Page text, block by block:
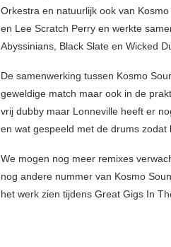
Orkestra en natuurlijk ook van
en Lee Scratch Perry en werkte
Abyssinians, Black Slate en Wicked
De samenwerking tussen Kosmo
geweldige match maar ook in de
vrij dubby maar Lonneville heeft er
en wat gespeeld met de drums
We mogen nog meer remixes
nog andere nummer van Kosmo
het werk zien tijdens Great Gigs In